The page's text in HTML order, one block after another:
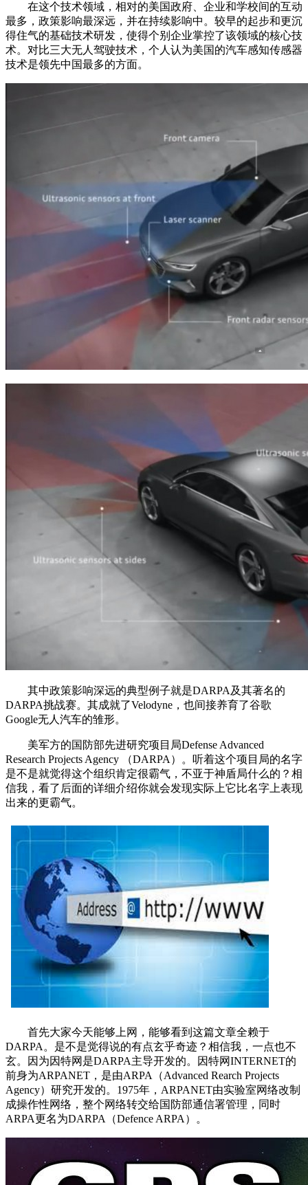
在这个技术领域，相对的美国政府、企业和学校间的互动
最多，政策影响最深远，并在持续影响中。较早的起步和更沉
得住气的基础技术研发，使得个别企业掌控了该领域的核心技
术。对比三大无人驾驶技术，个人认为美国的汽车感知传感器
技术是领先中国最多的方面。
其中政策影响深远的典型例子就是DARPA及其著名的
DARPA挑战赛。其成就了Velodyne，也间接养育了谷歌
Google无人汽车的雏形。
美军方的国防部先进研究项目局Defense Advanced
Research Projects Agency （DARPA）。听着这个项目局的名字
是不是就觉得这个组织肯定很霸气，不亚于神盾局什么的？相
信我，看了后面的详细介绍你就会发现实际上它比名字上表现
出来的更霸气。
首先大家今天能够上网，能够看到这篇文章全赖于
DARPA。是不是觉得说的有点玄乎奇迹？相信我，一点也不
玄。因为因特网是DARPA主导开发的。因特网INTERNET的
前身为ARPANET，是由ARPA（Advanced Rearch Projects
Agency）研究开发的。1975年，ARPANET由实验室网络改制
成操作性网络，整个网络转交给国防部通信署管理，同时
ARPA更名为DARPA（Defence ARPA）。